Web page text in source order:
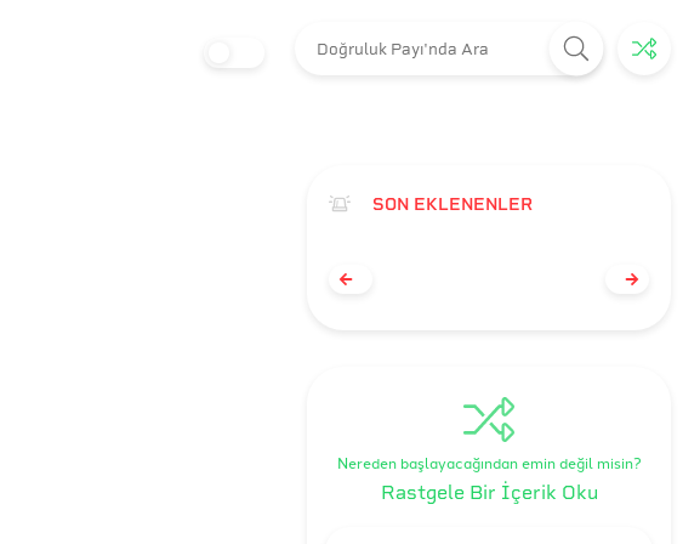
SON EKLENENLER
Nereden başlayacağından emin değil misin?
Rastgele Bir İçerik Oku